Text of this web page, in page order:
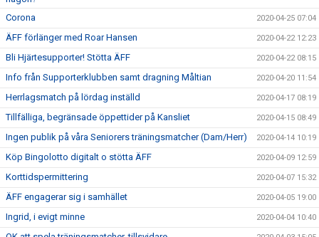
Corona 2020-04-25 07:04
ÄFF förlänger med Roar Hansen 2020-04-22 12:23
Bli Hjärtesupporter! Stötta ÄFF 2020-04-22 08:15
Info från Supporterklubben samt dragning Måltian 2020-04-20 11:54
Herrlagsmatch på lördag inställd 2020-04-17 08:19
Tillfälliga, begränsade öppettider på Kansliet 2020-04-15 08:49
Ingen publik på våra Seniorers träningsmatcher (Dam/Herr) 2020-04-14 10:19
Köp Bingolotto digitalt o stötta ÄFF 2020-04-09 12:59
Korttidspermittering 2020-04-07 15:32
ÄFF engagerar sig i samhället 2020-04-05 19:00
Ingrid, i evigt minne 2020-04-04 10:40